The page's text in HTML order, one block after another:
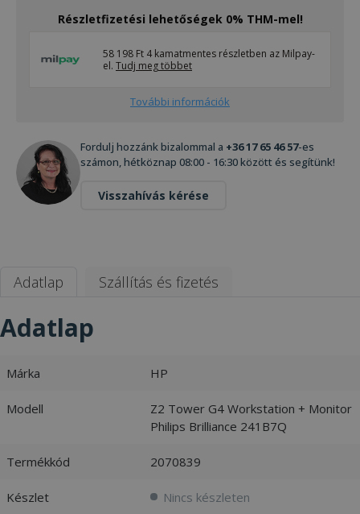
Részletfizetési lehetőségek 0% THM-mel!
58 198 Ft 4 kamatmentes részletben az Milpay-
el. Tudj meg többet
További információk
Fordulj hozzánk bizalommal a +36 17 65 46 57-es
számon, hétköznap 08:00 - 16:30 között és segítünk!
Visszahívás kérése
Adatlap Szállítás és fizetés
Adatlap
Márka HP
Modell
Z2 Tower G4 Workstation + Monitor
Philips Brilliance 241B7Q
Termékkód 2070839
Készlet Nincs készleten